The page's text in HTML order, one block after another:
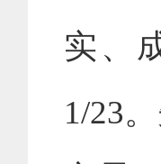
实、
1/23